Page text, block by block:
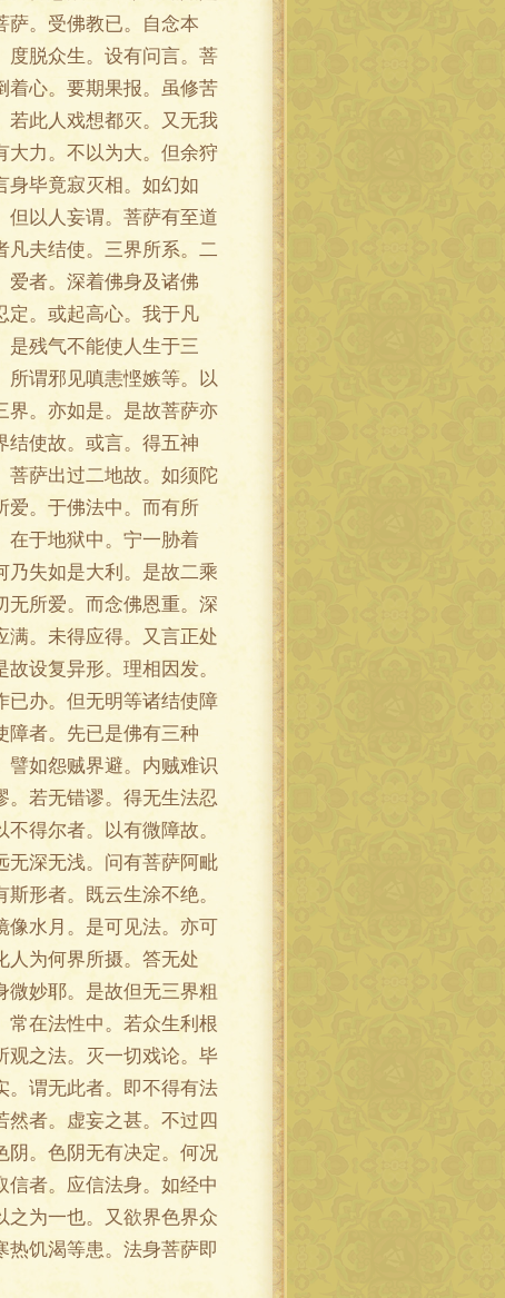
萨。受佛教已。自念本
度脱众生。设有问言。菩
着心。要期果报。虽修苦
若此人戏想都灭。又无我
大力。不以为大。但余狩
身毕竟寂灭相。如幻如
但以人妄谓。菩萨有至道
凡夫结使。三界所系。二
爱者。深着佛身及诸佛
定。或起高心。我于凡
是残气不能使人生于三
所谓邪见嗔恚悭嫉等。以
界。亦如是。是故菩萨亦
结使故。或言。得五神
菩萨出过二地故。如须陀
爱。于佛法中。而有所
在于地狱中。宁一胁着
乃失如是大利。是故二乘
无所爱。而念佛恩重。深
满。未得应得。又言正处
设复异形。理相因发。
已办。但无明等诸结使障
障者。先已是佛有三种
譬如怨贼界避。内贼难识
。若无错谬。得无生法忍
得尔者。以有微障故。
无深无浅。问有菩萨阿毗
形者。既云生涂不绝。
像水月。是可见法。亦可
人为何界所摄。答无处
微妙耶。是故但无三界粗
常在法性中。若众生利根
观之法。灭一切戏论。毕
。谓无此者。即不得有法
者。虚妄之甚。不过四
阴。色阴无有决定。何况
信者。应信法身。如经中
之为一也。又欲界色界众
饥渴等患。法身菩萨即